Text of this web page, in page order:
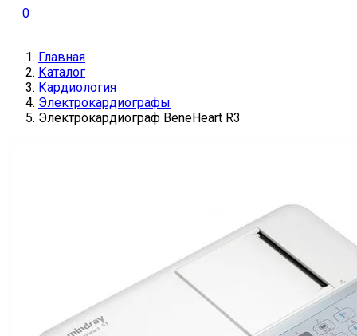
0
Главная
Каталог
Кардиология
Электрокардиографы
Электрокардиограф BeneHeart R3